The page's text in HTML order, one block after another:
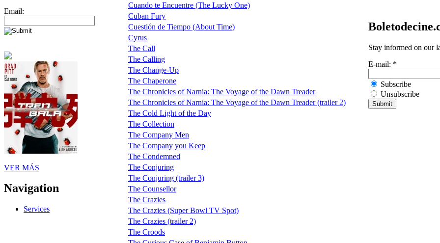
Email:
VER MÁS
Navigation
Services
Cuando te Encuentre (The Lucky One)
Cuban Fury
Cuestión de Tiempo (About Time)
Cyrus
The Call
The Calling
The Change-Up
The Chaperone
The Chronicles of Narnia: The Voyage of the Dawn Treader
The Chronicles of Narnia: The Voyage of the Dawn Treader (trailer 2)
The Cold Light of the Day
The Collection
The Company Men
The Company you Keep
The Condemned
The Conjuring
The Conjuring (trailer 3)
The Counsellor
The Crazies
The Crazies (Super Bowl TV Spot)
The Crazies (trailer 2)
The Croods
Stay informed on our
E-mail: *
Subscribe
Unsubscribe